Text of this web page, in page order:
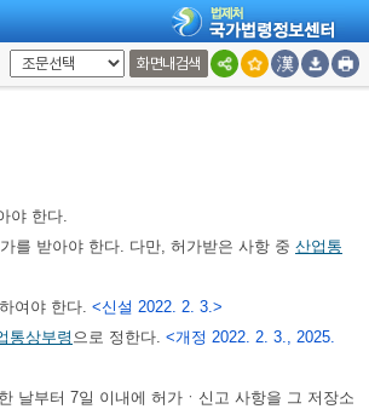
화면내검색
또는 이 법을 위반하여 금고 이상의 실형을 선
후 2년이 지나지 아니한 자
야 한다.
를 받아야 한다. 다만, 허가받은 사항 중 산업통
여야 한다. <신설 2022. 2. 3.>
통상부령 으로 정한다. <개정 2022. 2. 3., 2025.
날부터 7일 이내에 허가ㆍ신고 사항을 그 저장소